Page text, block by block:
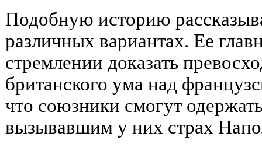
Подобную историю
различных вариантах. Ее
стремлении доказать
британского ума над
что союзники смогут
вызывавшим у них страх